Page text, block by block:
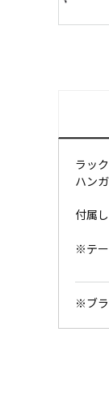
ラッ
ハン
付属
※テー
※ブラ